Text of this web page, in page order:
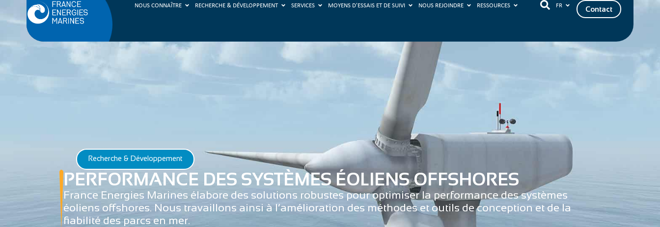
NOUS CONNAÎTRE RECHERCHE & DÉVELOPPEMENT SERVICES MOYENS D'ESSAIS ET DE SUIVI NOUS REJOINDRE RESSOURCES FR Contact
Recherche & Développement
PERFORMANCE DES SYSTÈMES ÉOLIENS OFFSHORES
France Energies Marines élabore des solutions robustes pour optimiser la performance des systèmes
éoliens offshores. Nous travaillons ainsi à l’amélioration des méthodes et outils de conception et de la
fiabilité des parcs en mer.